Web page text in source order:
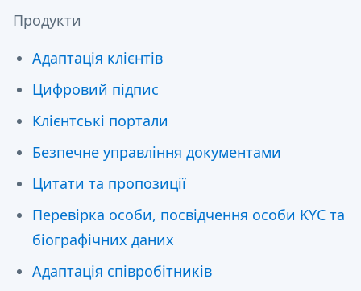
Продукти
Адаптація клієнтів
Цифровий підпис
Клієнтські портали
Безпечне управління документами
Цитати та пропозиції
Перевірка особи, посвідчення особи KYC та
біографічних даних
Адаптація співробітників